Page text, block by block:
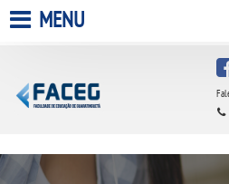
A FACULDADE
MENU